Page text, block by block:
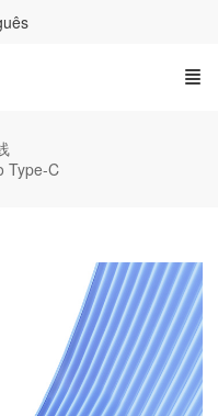
Type-C